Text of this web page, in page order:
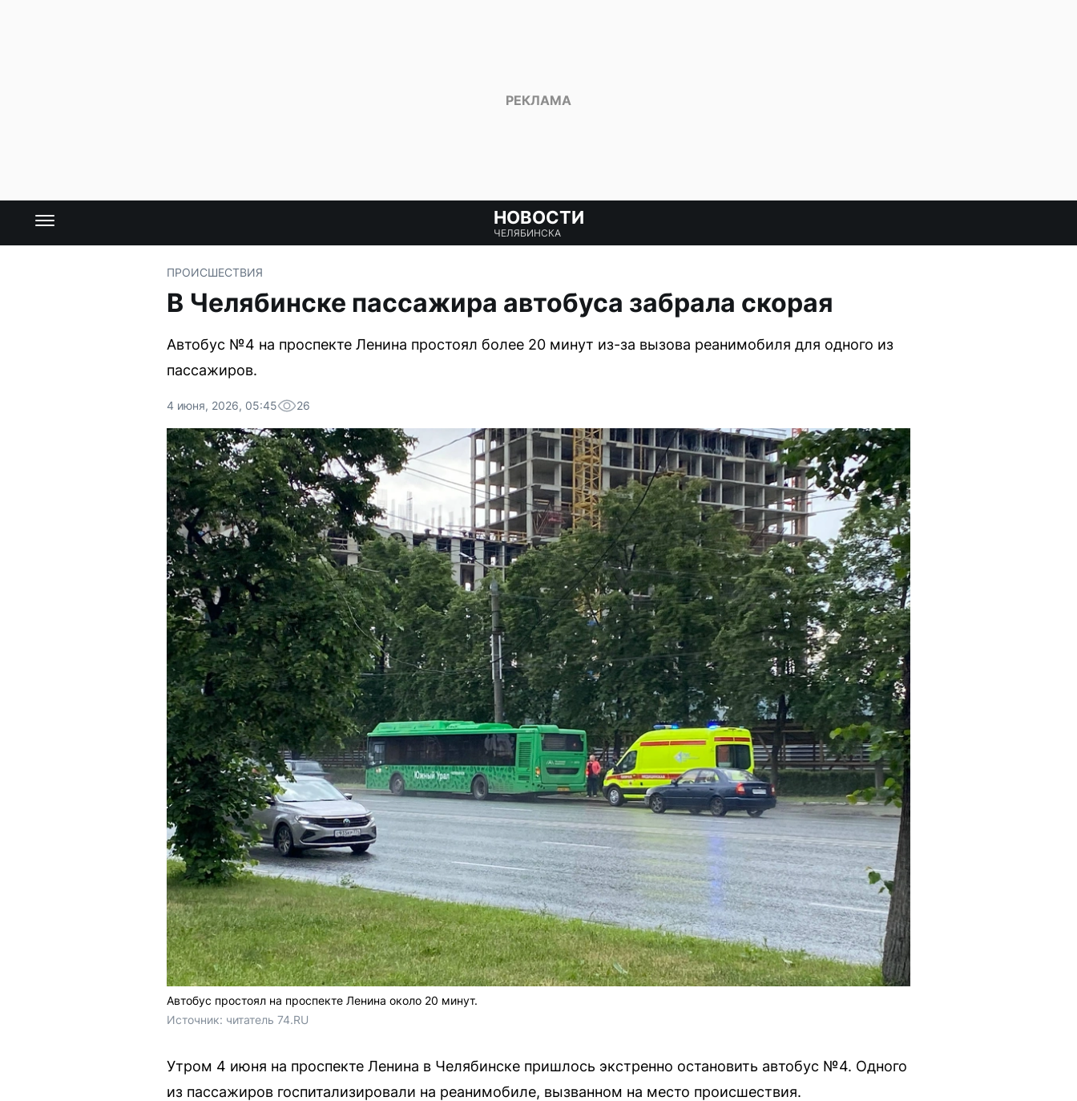
НОВОСТИ
ЧЕЛЯБИНСКА
ПРОИСШЕСТВИЯ
В Челябинске пассажира автобуса забрала скорая
Автобус №4 на проспекте Ленина простоял более 20 минут из-за вызова реанимобиля для одного из
пассажиров.
4 июня, 2026, 05:45 26
Автобус простоял на проспекте Ленина около 20 минут.
Источник: читатель 74.RU
Утром 4 июня на проспекте Ленина в Челябинске пришлось экстренно остановить автобус №4. Одного
из пассажиров госпитализировали на реанимобиле, вызванном на место происшествия.